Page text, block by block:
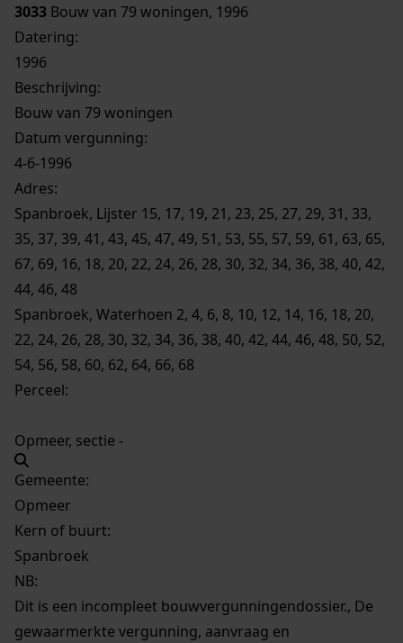
3033 Bouw van 79 woningen, 1996
Datering:
1996
Beschrijving:
Bouw van 79 woningen
Datum vergunning:
4-6-1996
Adres:
Spanbroek, Lijster 15, 17, 19, 21, 23, 25, 27, 29, 31, 33,
35, 37, 39, 41, 43, 45, 47, 49, 51, 53, 55, 57, 59, 61, 63, 65,
67, 69, 16, 18, 20, 22, 24, 26, 28, 30, 32, 34, 36, 38, 40, 42,
44, 46, 48
Spanbroek, Waterhoen 2, 4, 6, 8, 10, 12, 14, 16, 18, 20,
22, 24, 26, 28, 30, 32, 34, 36, 38, 40, 42, 44, 46, 48, 50, 52,
54, 56, 58, 60, 62, 64, 66, 68
Perceel:
Opmeer, sectie -
Gemeente:
Opmeer
Kern of buurt:
Spanbroek
NB:
Dit is een incompleet bouwvergunningendossier., De
gewaarmerkte vergunning, aanvraag en